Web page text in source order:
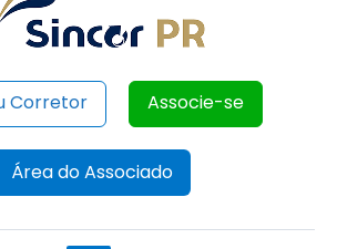
Corretor Associe-se
Área do Associado